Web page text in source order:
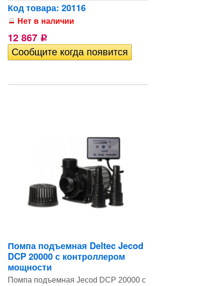
Код товара: 20116
Нет в наличии
12 867 Р
Помпа подъемная Deltec Jecod
DCP 20000 с контроллером
мощности
Помпа подъемная Jecod DCP 20000 с